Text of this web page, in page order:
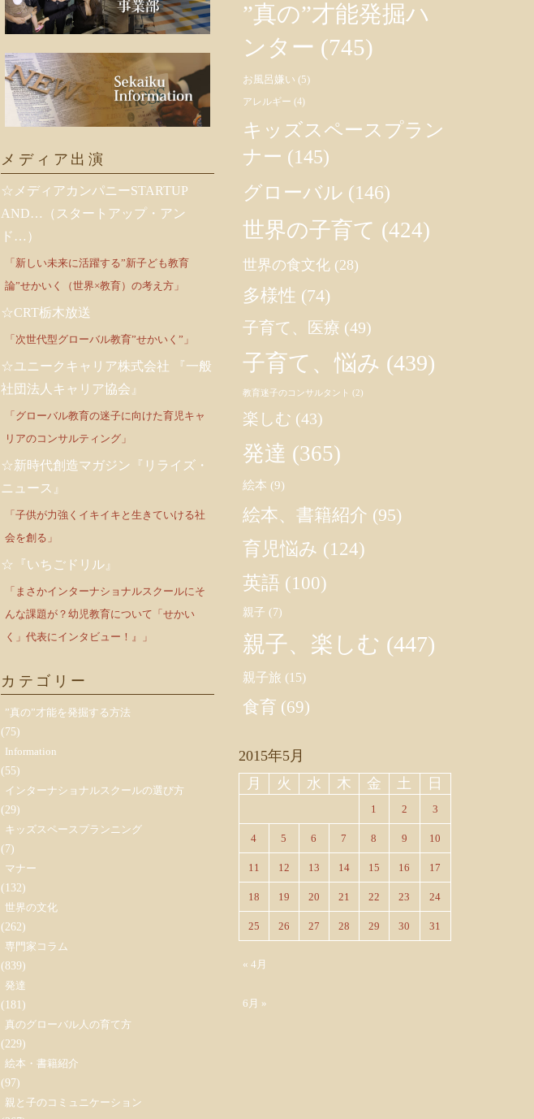
メディア出演
☆メディアカンパニーSTARTUP
AND…（スタートアップ・アン
ド…）
「新しい未来に活躍する”新子ども教育
論”せかいく（世界×教育）の考え方」
☆CRT栃木放送
「次世代型グローバル教育”せかいく”」
☆ユニークキャリア株式会社 『一般
社団法人キャリア協会』
「グローバル教育の迷子に向けた育児キャ
リアのコンサルティング」
☆新時代創造マガジン『リライズ・
ニュース』
「子供が力強くイキイキと生きていける社
会を創る」
☆『いちごドリル』
「まさかインターナショナルスクールにそ
んな課題が？幼児教育について「せかい
く」代表にインタビュー！』」
カテゴリー
”真の”才能を発掘する方法
(75)
Information
(55)
インターナショナルスクールの選び方
(29)
キッズスペースプランニング
(7)
マナー
(132)
世界の文化
(262)
専門家コラム
(839)
発達
(181)
真のグローバル人の育て方
(229)
絵本・書籍紹介
(97)
親と子のコミュニケーション
”真の”才能発掘ハ
ンター (745)
お風呂嫌い (5)
アレルギー (4)
キッズスペースプラン
ナー (145)
グローバル (146)
世界の子育て (424)
世界の食文化(28)
多様性 (74)
子育て、医療 (49)
子育て、悩み (439)
教育迷子のコンサルタント (2)
楽しむ (43)
発達 (365)
絵本 (9)
絵本、書籍紹介 (95)
育児悩み (124)
英語 (100)
親子 (7)
親子、楽しむ (447)
親子旅 (15)
食育 (69)
2015年5月
月
火 水 木 金 土 日
1 2 3
4 5 6 7 8 9 10
11 12 13 14 15 16 17
18 19 20 21 22 23 24
25 26 27 28 29 30 31
« 4月
6月 »